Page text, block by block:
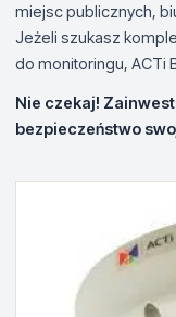
miejsc publicznych,
Jeżeli szukasz
do monitoringu, ACTi
Nie czekaj!
bezpieczeństwo